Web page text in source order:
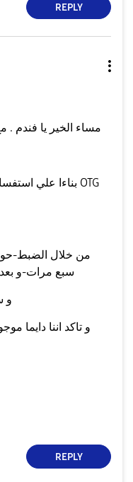
REPLY
مساء الخير يا فندم
بناءا علي استفسارك ممكن من خلال استخدام واصلة OTG
من خلال الضبط-
سبع مرات-و بعد
و تاكد اننا دايما
REPLY